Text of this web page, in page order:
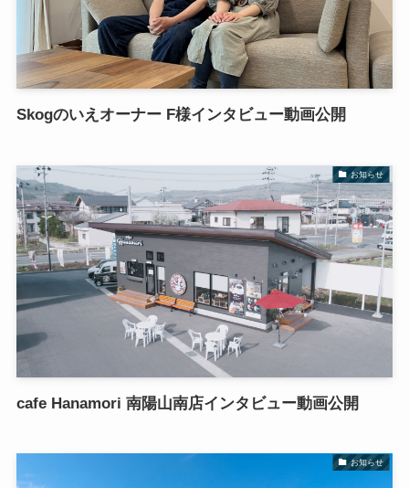
Skogのいえオーナー F様インタビュー動画公開
お知らせ
cafe Hanamori 南陽山南店インタビュー動画公開
お知らせ